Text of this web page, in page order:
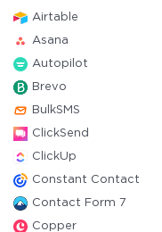
Airtable
Asana
Autopilot
Brevo
BulkSMS
ClickSend
ClickUp
Constant Contact
Contact Form 7
Copper